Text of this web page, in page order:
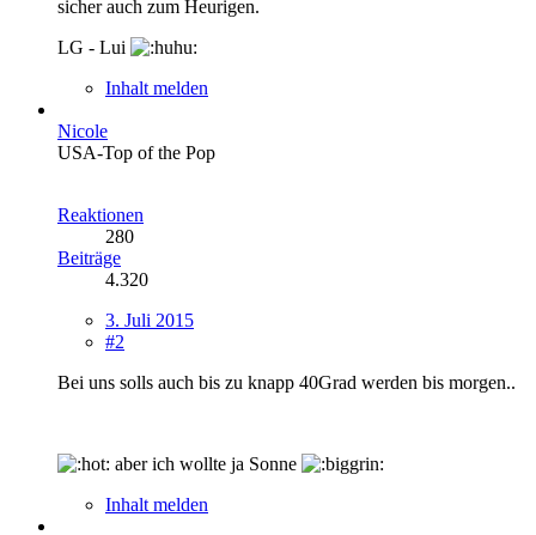
sicher auch zum Heurigen.
LG - Lui
Inhalt melden
Nicole
USA-Top of the Pop
Reaktionen
280
Beiträge
4.320
3. Juli 2015
#2
Bei uns solls auch bis zu knapp 40Grad werden bis morgen..
aber ich wollte ja Sonne
Inhalt melden